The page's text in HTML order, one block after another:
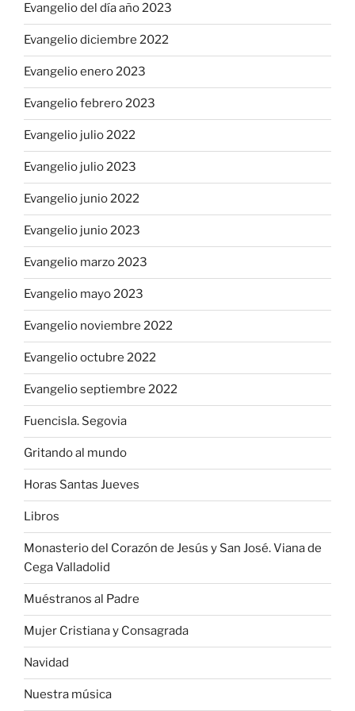
Evangelio del día año 2023
Evangelio diciembre 2022
Evangelio enero 2023
Evangelio febrero 2023
Evangelio julio 2022
Evangelio julio 2023
Evangelio junio 2022
Evangelio junio 2023
Evangelio marzo 2023
Evangelio mayo 2023
Evangelio noviembre 2022
Evangelio octubre 2022
Evangelio septiembre 2022
Fuencisla. Segovia
Gritando al mundo
Horas Santas Jueves
Libros
Monasterio del Corazón de Jesús y San José. Viana de
Cega Valladolid
Muéstranos al Padre
Mujer Cristiana y Consagrada
Navidad
Nuestra música